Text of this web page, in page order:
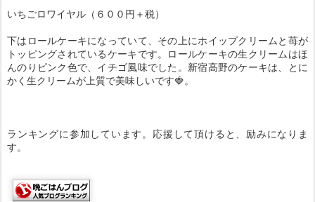
いちごロワイヤル（６００円＋税）
下はロールケーキになっていて、その上にホイップクリームと苺が
トッピングされているケーキです。ロールケーキの生クリームはほ
んのりピンク色で、イチゴ風味でした。新宿高野のケーキは、とに
かく生クリームが上質で美味しいです🍓。
ランキングに参加しています。応援して頂けると、励みになりま
す。